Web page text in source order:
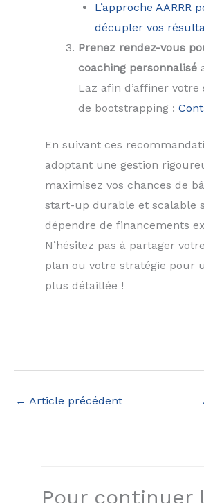
L’approche AARRR
décupler vos
Prenez rendez-vous
coaching personnalisé
Laz afin d’affiner votre
de bootstrapping :
En suivant ces
adoptant une gestion
maximisez vos chances de
start-up durable et scalable
dépendre de financements
N’hésitez pas à partager
plan ou votre stratégie pour
plus détaillée !
← Article précédent
Pour continuer